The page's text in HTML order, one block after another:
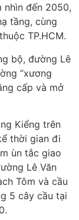
nhìn đến 2050,
tầng, cùng
TP.HCM.
bộ, đường Lê
“xương
cấp và mở
Kiểng trên
thời gian đi
ùn tắc giao
Lê Văn
Tôm và cầu
5 cây cầu tại